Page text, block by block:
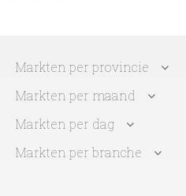
Markten per provincie
Markten per maand
Markten per dag
Markten per branche